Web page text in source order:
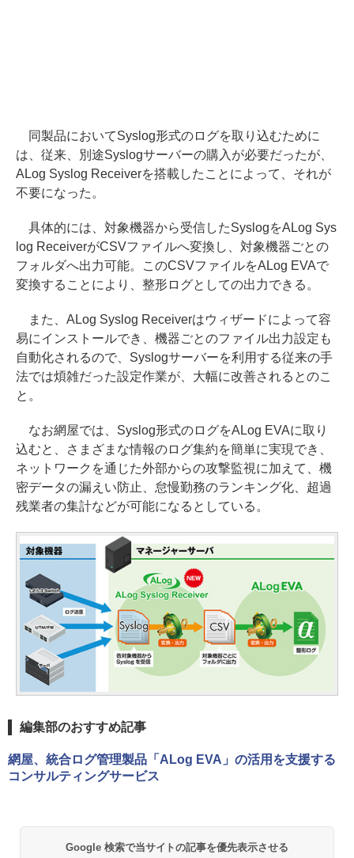
同製品においてSyslog形式のログを取り込むために
は、従来、別途Syslogサーバーの購入が必要だったが、
ALog Syslog Receiverを搭載したことによって、それが
不要になった。
具体的には、対象機器から受信したSyslogをALog Sys
log ReceiverがCSVファイルへ変換し、対象機器ごとの
フォルダへ出力可能。このCSVファイルをALog EVAで
変換することにより、整形ログとしての出力できる。
また、ALog Syslog Receiverはウィザードによって容
易にインストールでき、機器ごとのファイル出力設定も
自動化されるので、Syslogサーバーを利用する従来の手
法では煩雑だった設定作業が、大幅に改善されるとのこ
と。
なお網屋では、Syslog形式のログをALog EVAに取り
込むと、さまざまな情報のログ集約を簡単に実現でき、
ネットワークを通じた外部からの攻撃監視に加えて、機
密データの漏えい防止、怠慢勤務のランキング化、超過
残業者の集計などが可能になるとしている。
編集部のおすすめ記事
網屋、統合ログ管理製品「ALog EVA」の活用を支援する
コンサルティングサービス
Google 検索で当サイトの記事を優先表示させる